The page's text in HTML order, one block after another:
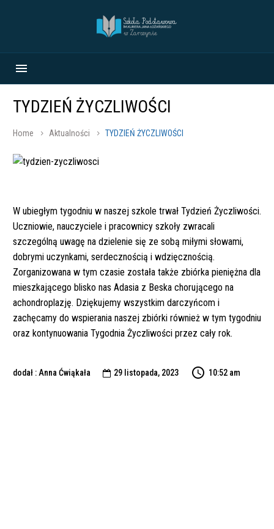
TYDZIEŃ ŻYCZLIWOŚCI
Home Aktualności TYDZIEŃ ŻYCZLIWOŚCI
W ubiegłym tygodniu w naszej szkole trwał Tydzień Życzliwości.
Uczniowie, nauczyciele i pracownicy szkoły zwracali
szczególną uwagę na dzielenie się ze sobą miłymi słowami,
dobrymi uczynkami, serdecznością i wdzięcznością.
Zorganizowana w tym czasie została także zbiórka pieniężna dla
mieszkającego blisko nas Adasia z Beska chorującego na
achondroplazję. Dziękujemy wszystkim darczyńcom i
zachęcamy do wspierania naszej zbiórki również w tym tygodniu
oraz kontynuowania Tygodnia Życzliwości przez cały rok.
dodał : Anna Ćwiąkała  29 listopada, 2023 10:52 am